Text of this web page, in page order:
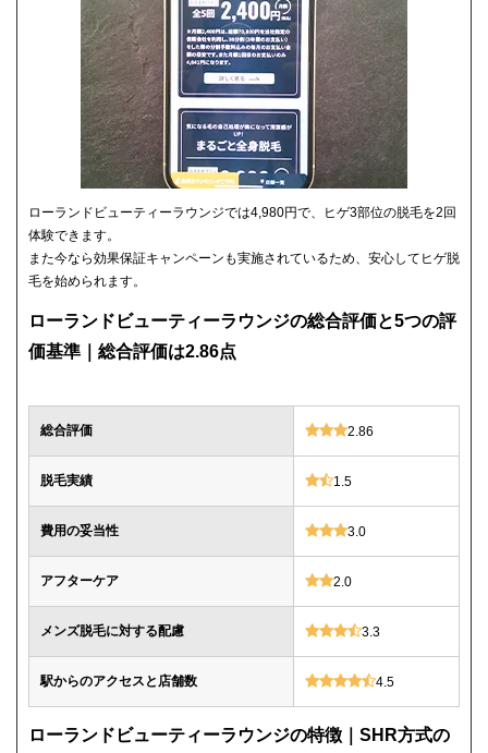
ローランドビューティーラウンジでは4,980円で、ヒゲ3部位の脱毛を2回
体験できます。
また今なら効果保証キャンペーンも実施されているため、安心してヒゲ脱
毛を始められます。
ローランドビューティーラウンジの総合評価と5つの評
価基準｜総合評価は2.86点
総合評価 2.86
脱毛実績 1.5
費用の妥当性 3.0
アフターケア 2.0
メンズ脱毛に対する配慮 3.3
駅からのアクセスと店舗数 4.5
ローランドビューティーラウンジの特徴｜SHR方式の